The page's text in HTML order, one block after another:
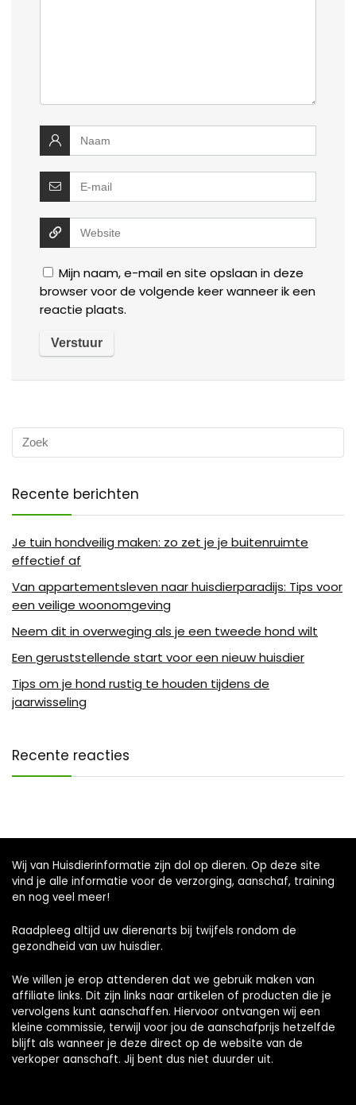
Mijn naam, e-mail en site opslaan in deze
browser voor de volgende keer wanneer ik een
reactie plaats.
Recente berichten
Je tuin hondveilig maken: zo zet je je buitenruimte
effectief af
Van appartementsleven naar huisdierparadijs: Tips voor
een veilige woonomgeving
Neem dit in overweging als je een tweede hond wilt
Een geruststellende start voor een nieuw huisdier
Tips om je hond rustig te houden tijdens de
jaarwisseling
Recente reacties
Wij van Huisdierinformatie zijn dol op dieren. Op deze site
vind je alle informatie voor de verzorging, aanschaf, training
en nog veel meer!
Raadpleeg altijd uw dierenarts bij twijfels rondom de
gezondheid van uw huisdier.
We willen je erop attenderen dat we gebruik maken van
affiliate links. Dit zijn links naar artikelen of producten die je
vervolgens kunt aanschaffen. Hiervoor ontvangen wij een
kleine commissie, terwijl voor jou de aanschafprijs hetzelfde
blijft als wanneer je deze direct op de website van de
verkoper aanschaft. Jij bent dus niet duurder uit.